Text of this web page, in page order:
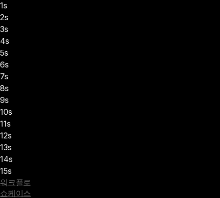
1s
2s
3s
4s
5s
6s
7s
8s
9s
10s
11s
12s
13s
14s
15s
워크플로
쇼케이스